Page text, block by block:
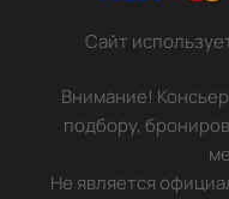
Сайт
Внимание!
подбору,
Не является